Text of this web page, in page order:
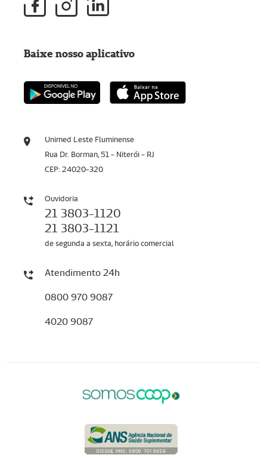
Unimed Leste Fluminense
Rua Dr. Borman, 51 - Niterói - RJ
CEP: 24020-320
Ouvidoria
21 3803-1120
21 3803-1121
de segunda a sexta, horário comercial
Atendimento 24h
0800 970 9087
4020 9087
Baixe nosso aplicativo